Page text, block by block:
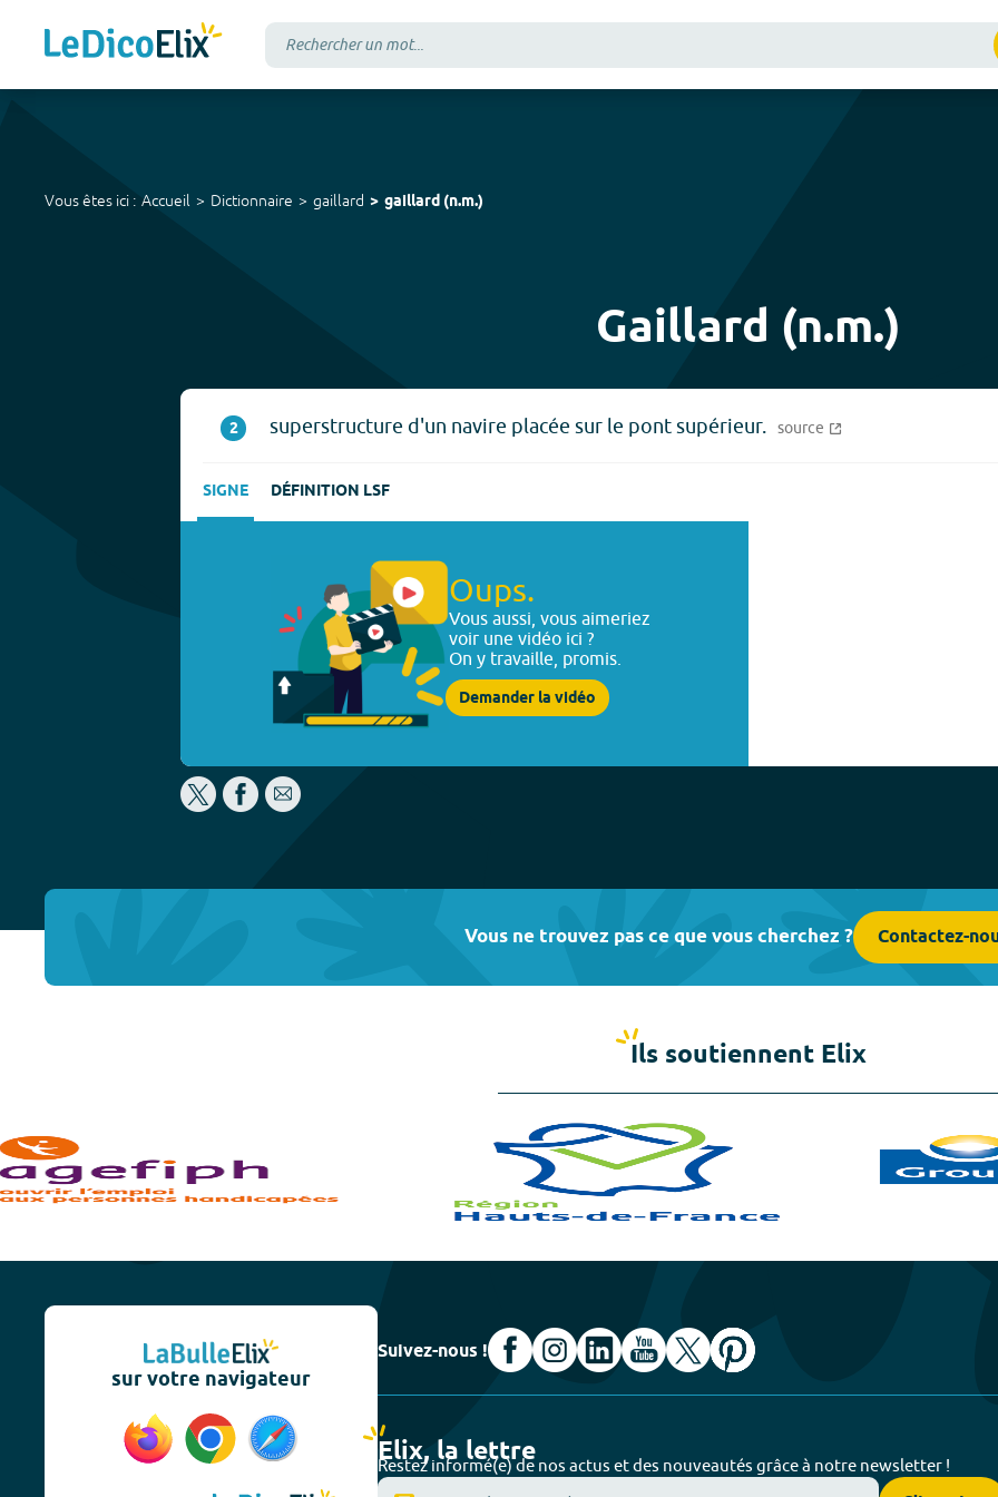
Vous êtes ici : Accueil Dictionnaire gaillard gaillard (n.m.)
Gaillard (n.m.)
2 superstructure d'un navire placée sur le pont supérieur. source
SIGNE DÉFINITION LSF
Oups.
Vous aussi, vous aimeriez
voir une vidéo ici ?
On y travaille, promis.
Demander la vidéo
Vous ne trouvez pas ce que vous cherchez ? Contactez-
Ils soutiennent Elix
sur votre navigateur
Suivez-nous !
Elix, la lettre
Restez informé(e) de nos actus et des nouveautés grâce à notre newsletter !